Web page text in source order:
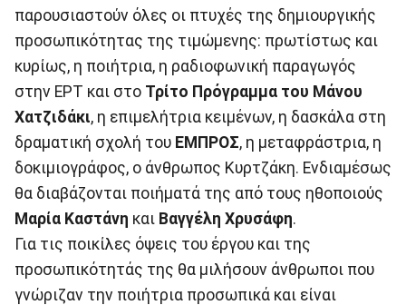
παρουσιαστούν όλες οι πτυχές της δημιουργικής
προσωπικότητας της τιμώμενης: πρωτίστως και
κυρίως, η ποιήτρια, η ραδιοφωνική παραγωγός
στην ΕΡΤ και στο Τρίτο Πρόγραμμα του Μάνου
Χατζιδάκι, η επιμελήτρια κειμένων, η δασκάλα στη
δραματική σχολή του ΕΜΠΡΟΣ, η μεταφράστρια, η
δοκιμιογράφος, ο άνθρωπος Κυρτζάκη. Ενδιαμέσως
θα διαβάζονται ποιήματά της από τους ηθοποιούς
Μαρία Καστάνη και Βαγγέλη Χρυσάφη.
Για τις ποικίλες όψεις του έργου και της
προσωπικότητάς της θα μιλήσουν άνθρωποι που
γνώριζαν την ποιήτρια προσωπικά και είναι